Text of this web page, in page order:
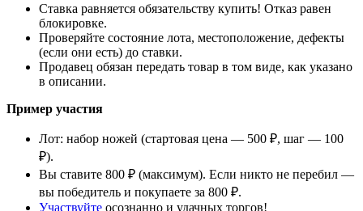
Ставка равняется обязательству купить! Отказ равен
блокировке.
Проверяйте состояние лота, местоположение, дефекты
(если они есть) до ставки.
Продавец обязан передать товар в том виде, как указано
в описании.
Пример участия
Лот: набор ножей (стартовая цена — 500 ₽, шаг — 100
₽).
Вы ставите 800 ₽ (максимум). Если никто не перебил —
вы победитель и покупаете за 800 ₽.
Участвуйте осознанно и удачных торгов!